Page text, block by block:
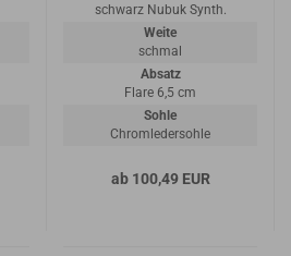
schwarz Nubuk Synth.
Weite
schmal
Absatz
Flare 6,5 cm
Sohle
Chromledersohle
ab 100,49 EUR